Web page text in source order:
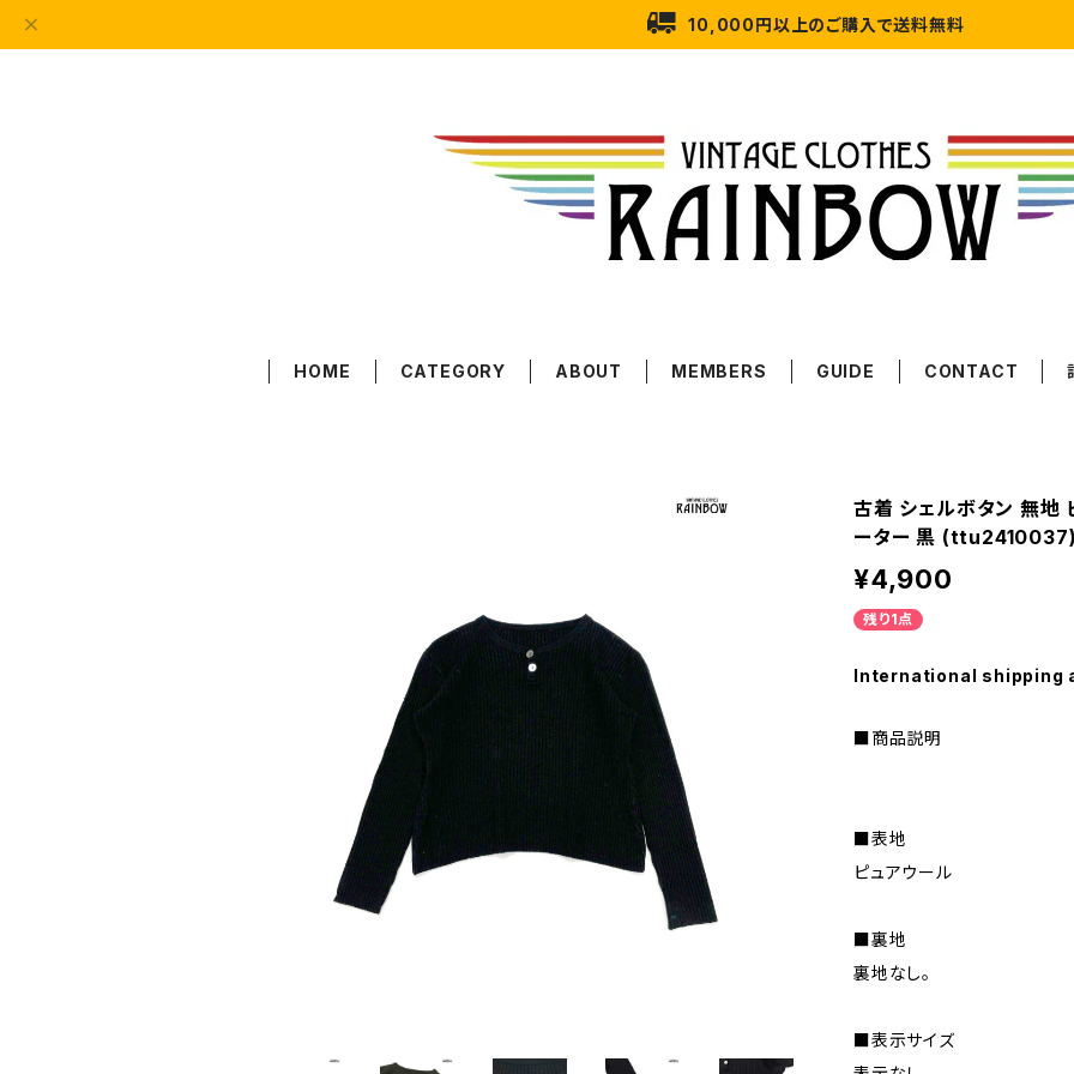
10,000円以上のご購入で送料無料
HOME CATEGORY ABOUT MEMBERS GUIDE CONTACT
古着 シェルボタン 無地
ーター 黒 (ttu2410037)
¥4,900
残り1点
International shipping
■商品説明
■表地
ピュアウール
■裏地
裏地なし。
■表示サイズ